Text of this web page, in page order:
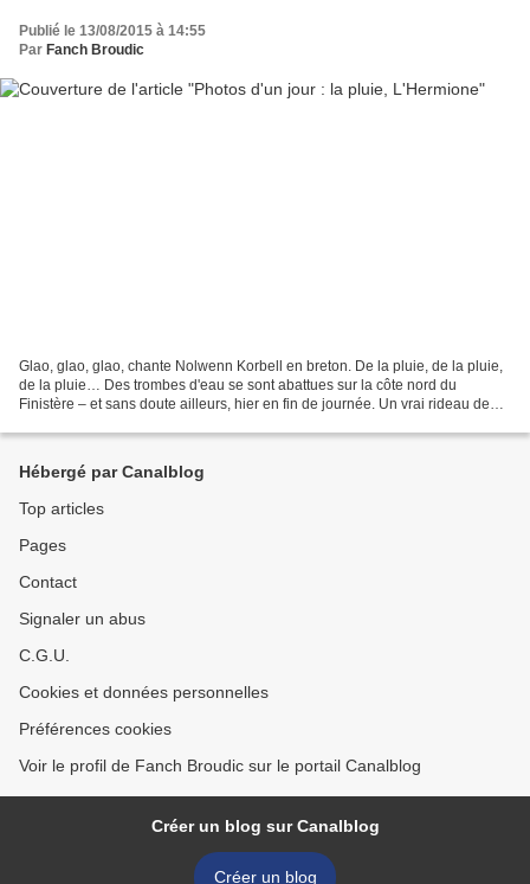
Publié le 13/08/2015 à 14:55
Par Fanch Broudic
Glao, glao, glao, chante Nolwenn Korbell en breton. De la pluie, de la pluie,
de la pluie… Des trombes d'eau se sont abattues sur la côte nord du
Finistère – et sans doute ailleurs, hier en fin de journée. Un vrai rideau de
Hébergé par Canalblog
Top articles
Pages
Contact
Signaler un abus
C.G.U.
Cookies et données personnelles
Préférences cookies
Voir le profil de Fanch Broudic sur le portail Canalblog
Créer un blog sur Canalblog
Créer un blog